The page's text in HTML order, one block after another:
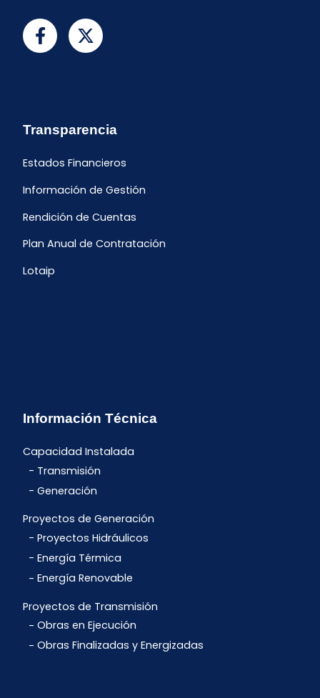
Transparencia
Estados Financieros
Información de Gestión
Rendición de Cuentas
Plan Anual de Contratación
Lotaip
Información Técnica
Capacidad Instalada
Transmisión
Generación
Proyectos de Generación
Proyectos Hidráulicos
Energía Térmica
Energía Renovable
Proyectos de Transmisión
Obras en Ejecución
Obras Finalizadas y Energizadas